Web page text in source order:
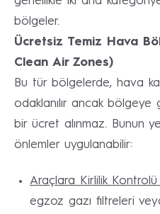
bölgeler.
Ücretsiz Temiz Hava
Clean Air Zones)
Bu tür bölgelerde, hava
odaklanılır ancak
bir ücret alınmaz. Bunun
önlemler uygulanabilir:
Araçlara Kirlilik Kontrolü
egzoz gazı filtreleri